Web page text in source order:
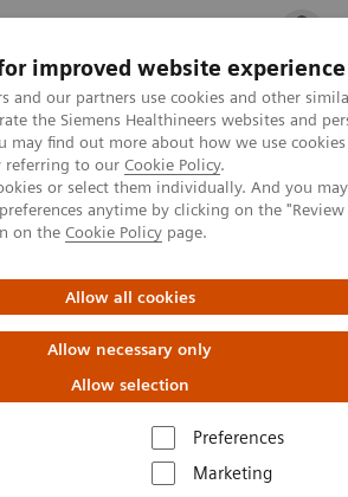
improved website experience
and our partners use cookies and other
the Siemens Healthineers websites and
may find out more about how we use
referring to our Cookie Policy.
or select them individually. And you
anytime by clicking on the "Review
on the Cookie Policy page.
Allow all cookies
Allow necessary only
Allow selection
Preferences
Marketing
) 채용 주요 제품
Clinical Specialties & Diseases
Metabolism
장과 함께 지난 수십 년 동안 전 세
고 있으며, 현재 전 세계에서 약 2